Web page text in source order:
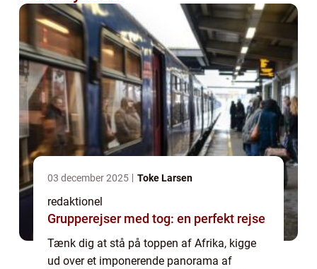
03 december 2025 Toke Larsen
redaktionel
Grupperejser med tog: en perfekt rejse
Tænk dig at stå på toppen af Afrika, kigge
ud over et imponerende panorama af